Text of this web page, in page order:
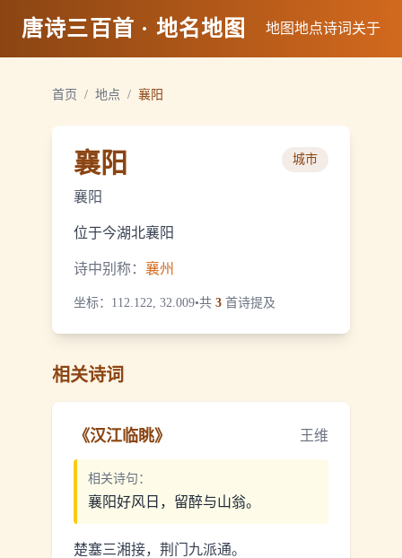
唐诗三百首 · 地名地图 地图地点诗词 关于
首页 / 地点 / 襄阳
襄阳
襄阳
城市
位于今湖北襄阳
诗中别称： 襄州
坐标： 112.122, 32.009•共 3 首诗提及
相关诗词
《汉江临眺》 王维
相关诗句：
襄阳好风日，留醉与山翁。
楚塞三湘接，荆门九派通。